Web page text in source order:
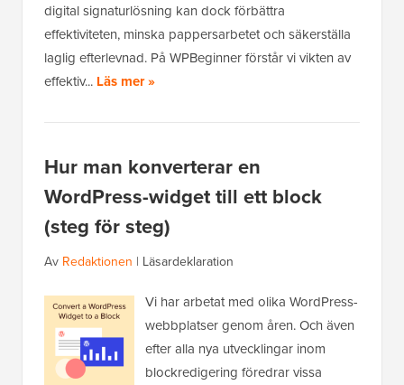
digital signaturlösning kan dock förbättra
effektiviteten, minska pappersarbetet och säkerställa
laglig efterlevnad. På WPBeginner förstår vi vikten av
effektiv... Läs mer »
Hur man konverterar en
WordPress-widget till ett block
(steg för steg)
Av Redaktionen | Läsardeklaration
Vi har arbetat med olika WordPress-
webbplatser genom åren. Och även
efter alla nya utvecklingar inom
blockredigering föredrar vissa